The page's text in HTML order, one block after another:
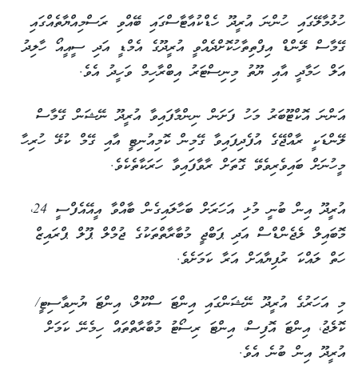
ހުޅުމާލޭގައި ހުންނަ އުރީދޫ ހެޑްކުއާޓާސްގައި ބޭއްވި ރަސްމިއްޔާތެއްގައި
ގޭމާސް ލޭންޑް އިފްތިތާހުކޮށްދެއްވީ އުރީދޫގެ އެމްޑީ އަދި ސީއީއޯ ހާލިދު
އަލް ހަމާދީ އާއި ޔޫތު މިނިސްޓަރު އިބްރާހިމް ވަހީދު އެވެ.
އަންނަ އޮކްޓޫބަރު މަހު ފަށަން ނިންމާފައިވާ އުރީދޫ ނޭޝަން ގޭމާސް
ލޭންޑަކީ ރާއްޖޭގެ އުފެދިފައިވާ ގޭމިން ކޮމިއުނިޓީ އާއި ގޭމް ކުޅޭ ހުރިހާ
މީހުނަށް ބައިވެރިވެވޭ ގޮތަށް ރާވާފައިވާ ހަރަކާތެކެވެ.
އުރީދޫ އިން ބުނީ މުޅި އަހަރަށް ބަހާލައިގެން ބާއްވާ އީއޭއެފްސީ 24،
މޮބައިލް ލެޖެންޑްސް އަދި ޕަބްޖީ މުބާރާތްތަކުގެ ޖުމްލް ޕޫލް ޕްރައިޒް
ހަތް ލައްކަ ރުފިޔާއަށް އަރާ ކަމަށެވެ.
މި އަހަރުގެ އުރީދޫ ނޭޝަންގައި އިންޓަ ސްކޫލް، އިންޓަ ޔުނިވާސިޓީ/
ކޮލެޖު، އިންޓަ އޮފިސް، އިންޓަ ރިސޯޓު މުބާރާތްތައް ހިމެނޭ ކަމަށް
އުރީދޫ އިން ބުނެ އެވެ.